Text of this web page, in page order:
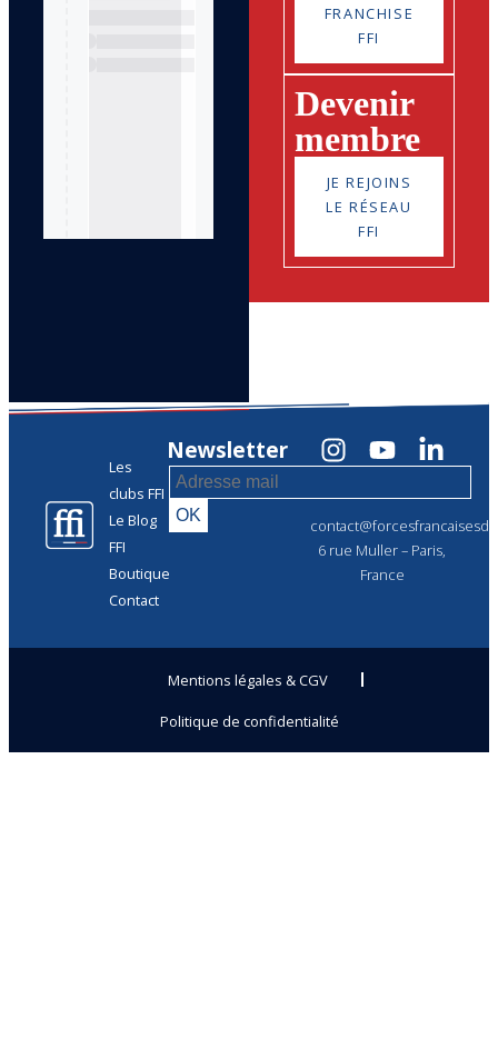
FRANCHISE
FFI
Devenir
membre
JE REJOINS
LE RÉSEAU
FFI
Les
clubs FFI
Le Blog
FFI
Boutique
Contact
6 rue Muller – Paris,
France
Newsletter
Mentions légales & CGV
Politique de confidentialité